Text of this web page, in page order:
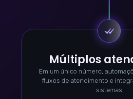
Múltiplos
Em um único número,
fluxos de atendimento e
sistemas